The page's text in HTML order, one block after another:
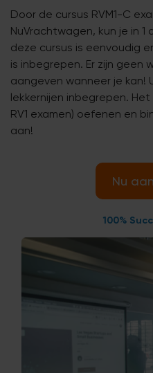
Door de cursus RVM1-C
NuVrachtwagen, kun je in
deze cursus is eenvoudig
is inbegrepen. Er zijn geen
aangeven wanneer je kan!
lekkernijen inbegrepen. Het
RV1 examen) oefenen en
aan!
Nu
100%